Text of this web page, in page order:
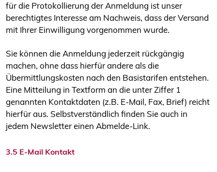
für die Protokollierung der Anmeldung ist unser
berechtigtes Interesse am Nachweis, dass der Versand
mit Ihrer Einwilligung vorgenommen wurde.
Sie können die Anmeldung jederzeit rückgängig
machen, ohne dass hierfür andere als die
Übermittlungskosten nach den Basistarifen entstehen.
Eine Mitteilung in Textform an die unter Ziffer 1
genannten Kontaktdaten (z.B. E-Mail, Fax, Brief) reicht
hierfür aus. Selbstverständlich finden Sie auch in
jedem Newsletter einen Abmelde-Link.
3.5 E-Mail Kontakt